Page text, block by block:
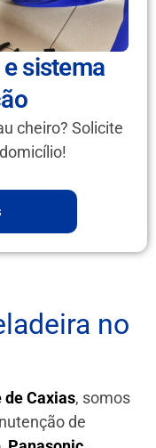
sistema
cheiro? Solicite
no
de Caxias, somos
de